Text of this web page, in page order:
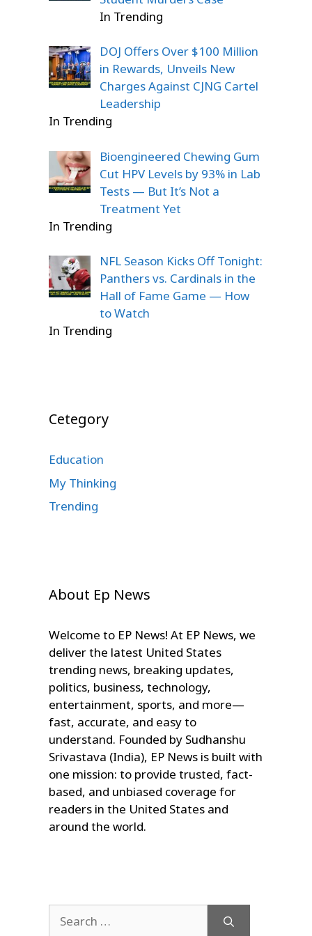
In Trending
DOJ Offers Over $100 Million
in Rewards, Unveils New
Charges Against CJNG Cartel
Leadership
In Trending
Bioengineered Chewing Gum
Cut HPV Levels by 93% in Lab
Tests — But It’s Not a
Treatment Yet
In Trending
NFL Season Kicks Off Tonight:
Panthers vs. Cardinals in the
Hall of Fame Game — How
to Watch
In Trending
Cetegory
Education
My Thinking
Trending
About Ep News
Welcome to EP News! At EP News, we
deliver the latest United States
trending news, breaking updates,
politics, business, technology,
entertainment, sports, and more—
fast, accurate, and easy to
understand. Founded by Sudhanshu
Srivastava (India), EP News is built with
one mission: to provide trusted, fact-
based, and unbiased coverage for
readers in the United States and
around the world.
for: